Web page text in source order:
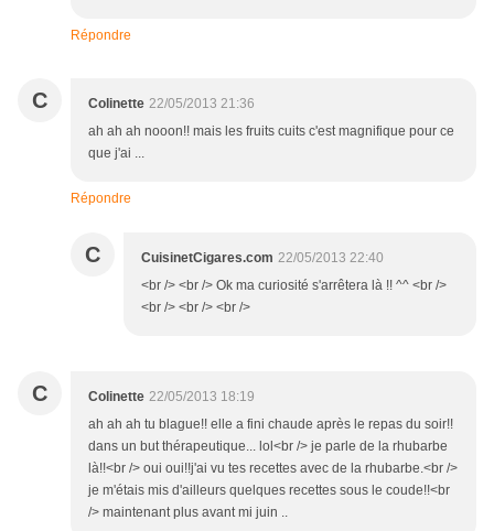
Répondre
C Colinette 22/05/2013 21:36
ah ah ah nooon!! mais les fruits cuits c'est magnifique pour ce
que j'ai ...
Répondre
C CuisinetCigares.com 22/05/2013 22:40
<br /> <br /> Ok ma curiosité s'arrêtera là !! ^^ <br />
<br /> <br /> <br />
C Colinette 22/05/2013 18:19
ah ah ah tu blague!! elle a fini chaude après le repas du soir!!
dans un but thérapeutique... lol<br /> je parle de la rhubarbe
là!!<br /> oui oui!!j'ai vu tes recettes avec de la rhubarbe.<br />
je m'étais mis d'ailleurs quelques recettes sous le coude!!<br
/> maintenant plus avant mi juin ..